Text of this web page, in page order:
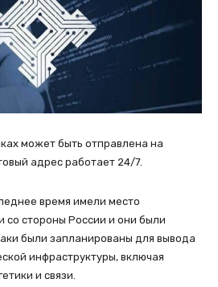
может быть отправлена на
адрес работает 24/7.
время имели место
со стороны России и они были
были запланированы для вывода
инфраструктуры, включая
и связи.